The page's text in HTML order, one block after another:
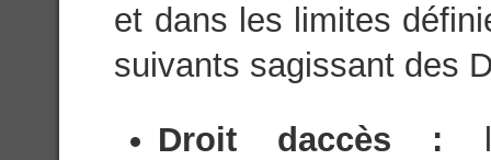
et dans les limites
suivants sagissant des
Droit daccès :